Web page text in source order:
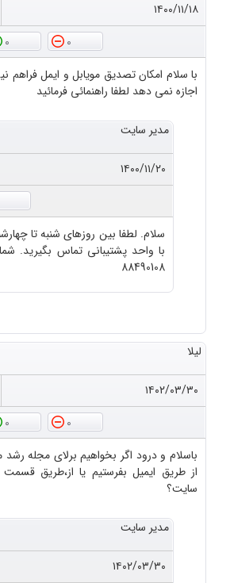
۱۴۰۰/۱۱/۱۸
0
0
با سلام امکان تصدیق مویابل و ایمل فراهم
اجازه نمی دهد لطفا راهنمائی فرمائید
مدیر سایت
۱۴۰۰/۱۱/۲۰
با واحد پشتیبانی تماس بگیرید.
88490108
لیلا
۱۴۰۲/۰۳/۳۰
0
0
باسلام و درود اگر بخواهیم برلای مجله رشد
از طریق ایمیل بفرستیم یا از،طریق
سایت؟
مدیر سایت
۱۴۰۲/۰۳/۳۰